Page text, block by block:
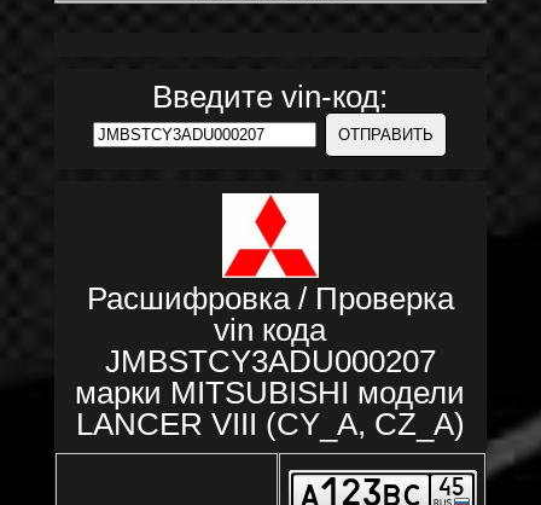
Введите vin-код:
Расшифровка / Проверка
vin кода
JMBSTCY3ADU000207
марки MITSUBISHI модели
LANCER VIII (CY_A, CZ_A)